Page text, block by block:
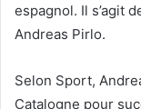
espagnol. Il s’agit
Andreas Pirlo.
Selon Sport,
Catalogne pour